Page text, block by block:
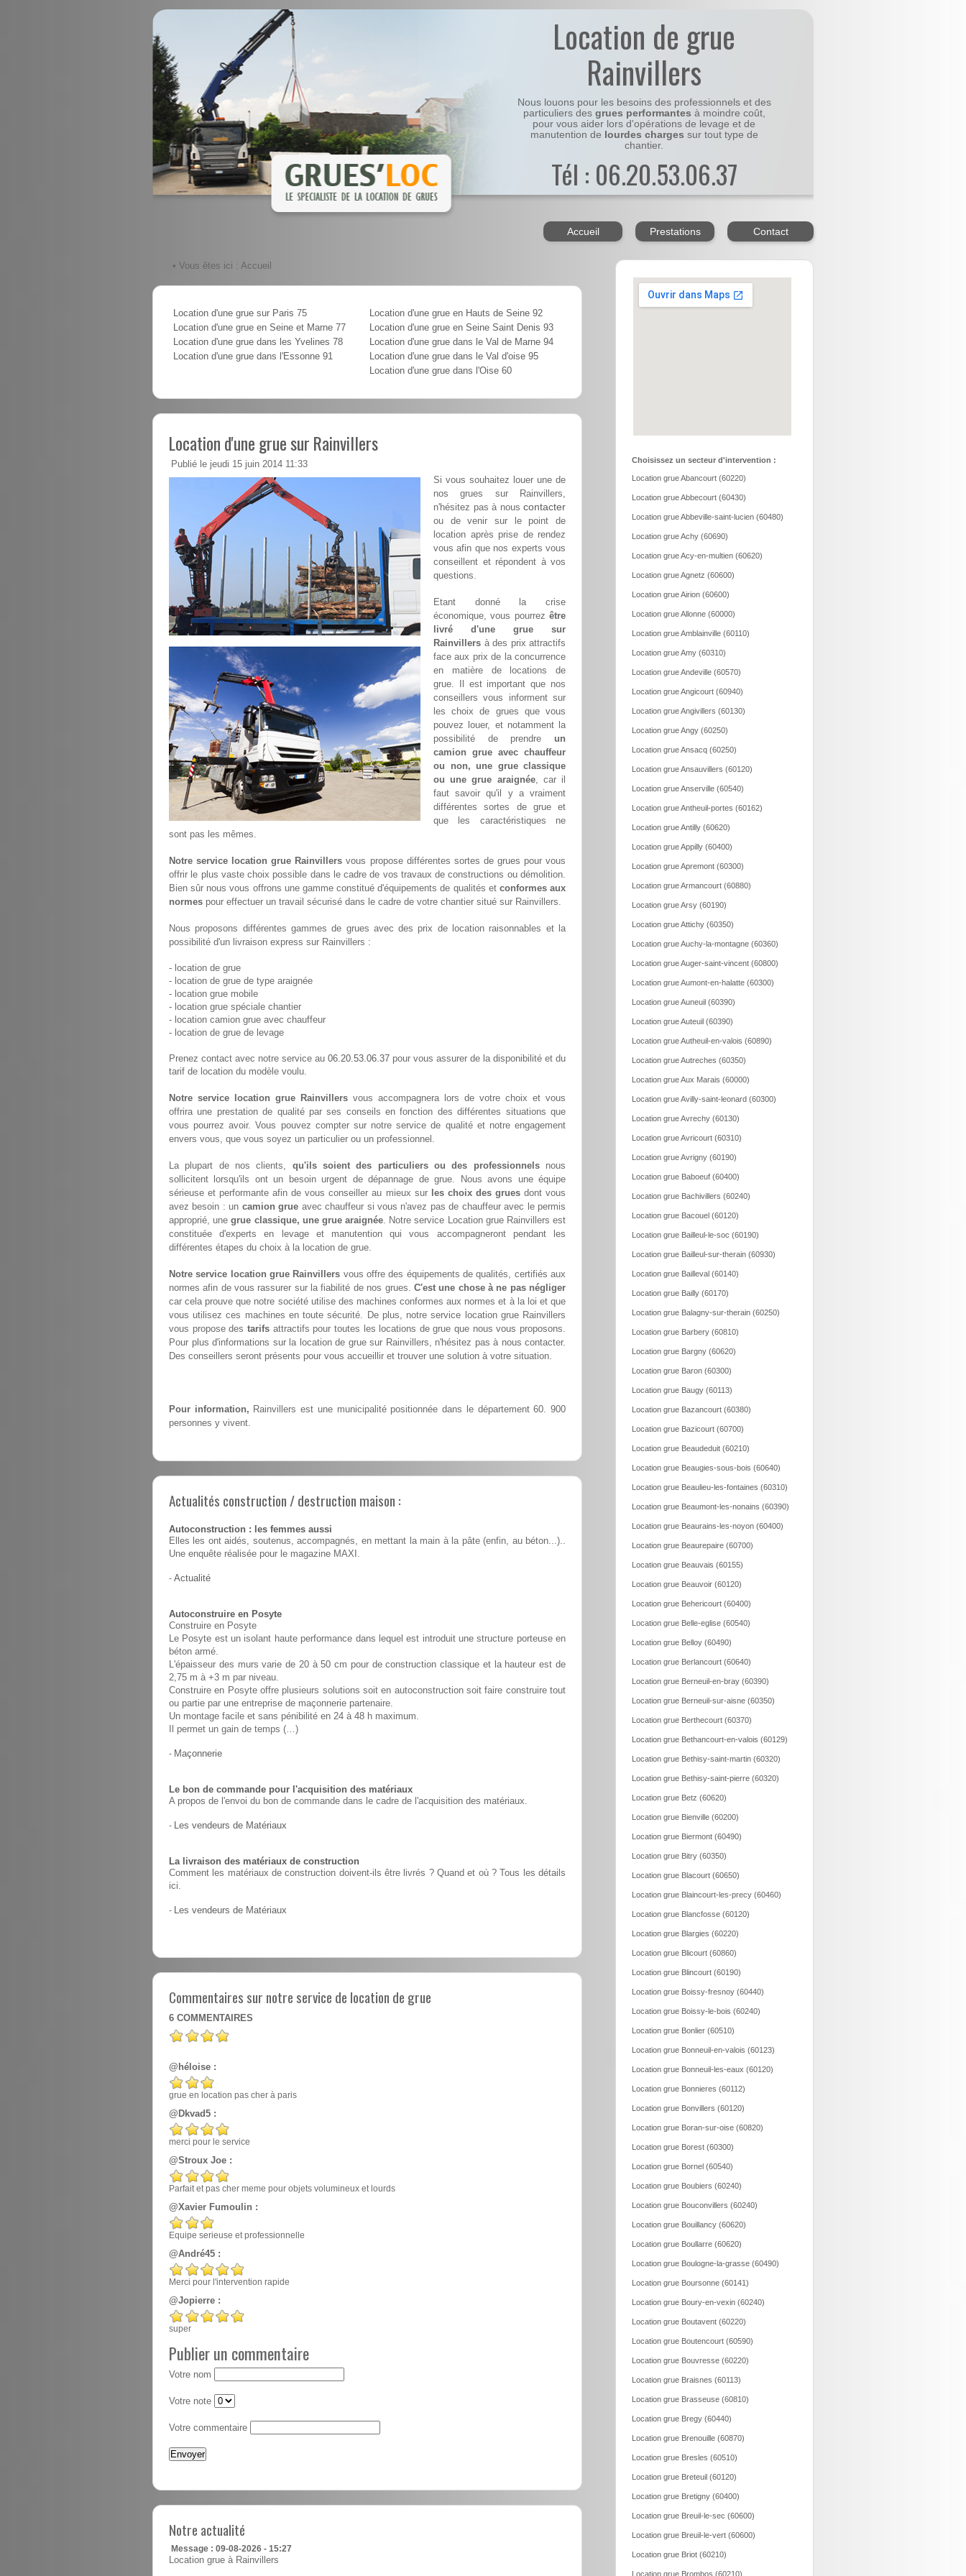
Location de grue
Rainvillers
Nous louons pour les besoins des professionnels et des
particuliers des grues performantes à moindre coût,
pour vous aider lors d'opérations de levage et de
manutention de lourdes charges sur tout type de
chantier.
Tél : 06.20.53.06.37
Accueil Prestations Contact
• Vous êtes ici : Accueil
Location d'une grue sur Paris 75
Location d'une grue en Seine et Marne 77
Location d'une grue dans les Yvelines 78
Location d'une grue dans l'Essonne 91
Location d'une grue en Hauts de Seine 92
Location d'une grue en Seine Saint Denis 93
Location d'une grue dans le Val de Marne 94
Location d'une grue dans le Val d'oise 95
Location d'une grue dans l'Oise 60
Location d'une grue sur Rainvillers
Publié le jeudi 15 juin 2014 11:33
Si vous souhaitez louer une de
nos grues sur Rainvillers,
n'hésitez pas à nous contacter
ou de venir sur le point de
location après prise de rendez
vous afin que nos experts vous
conseillent et répondent à vos
questions.
Etant donné la crise
économique, vous pourrez être
livré d'une grue sur
Rainvillers à des prix attractifs
face aux prix de la concurrence
en matière de locations de
grue. Il est important que nos
conseillers vous informent sur
les choix de grues que vous
pouvez louer, et notamment la
possibilité de prendre un
camion grue avec chauffeur
ou non, une grue classique
ou une grue araignée, car il
faut savoir qu'il y a vraiment
différentes sortes de grue et
que les caractéristiques ne
sont pas les mêmes.
Notre service location grue Rainvillers vous propose différentes sortes de grues pour vous
offrir le plus vaste choix possible dans le cadre de vos travaux de constructions ou démolition.
Bien sûr nous vous offrons une gamme constitué d'équipements de qualités et conformes aux
normes pour effectuer un travail sécurisé dans le cadre de votre chantier situé sur Rainvillers.
Nous proposons différentes gammes de grues avec des prix de location raisonnables et la
possibilité d'un livraison express sur Rainvillers :
- location de grue
- location de grue de type araignée
- location grue mobile
- location grue spéciale chantier
- location camion grue avec chauffeur
- location de grue de levage
Prenez contact avec notre service au 06.20.53.06.37 pour vous assurer de la disponibilité et du
tarif de location du modèle voulu.
Notre service location grue Rainvillers vous accompagnera lors de votre choix et vous
offrira une prestation de qualité par ses conseils en fonction des différentes situations que
vous pourrez avoir. Vous pouvez compter sur notre service de qualité et notre engagement
envers vous, que vous soyez un particulier ou un professionnel.
La plupart de nos clients, qu'ils soient des particuliers ou des professionnelsnous
sollicitent lorsqu'ils ont un besoin urgent de dépannage de grue. Nous avons une équipe
sérieuse et performante afin de vous conseiller au mieux sur les choix des gruesdont vous
avez besoin : un camion grue avec chauffeur si vous n'avez pas de chauffeur avec le permis
approprié, unegrue classique, une grue araignée. Notre service Location grue Rainvillers est
constituée d'experts en levage et manutention qui vous accompagneront pendant les
différentes étapes du choix à la location de grue.
Notre service location grue Rainvillers vous offre des équipements de qualités, certifiés aux
normes afin de vous rassurer sur la fiabilité de nos grues. C'est une chose à ne pas négliger
car cela prouve que notre société utilise des machines conformes aux normes et à la loi et que
vous utilisez ces machines en toute sécurité. De plus, notre service location grue Rainvillers
vous propose des tarifsattractifs pour toutes les locations de grue que nous vous proposons.
Pour plus d'informations sur la location de grue sur Rainvillers, n'hésitez pas à nous contacter.
Des conseillers seront présents pour vous accueillir et trouver une solution à votre situation.
Pour information, Rainvillers est une municipalité positionnée dans le département 60. 900
personnes y vivent.
Actualités construction / destruction maison :
Autoconstruction : les femmes aussi
Elles les ont aidés, soutenus, accompagnés, en mettant la main à la pâte (enfin, au béton...)..
Une enquête réalisée pour le magazine MAXI.
- Actualité
Autoconstruire en Posyte
Construire en Posyte
Le Posyte est un isolant haute performance dans lequel est introduit une structure porteuse en
béton armé.
L'épaisseur des murs varie de 20 à 50 cm pour de construction classique et la hauteur est de
2,75 m à +3 m par niveau.
Construire en Posyte offre plusieurs solutions soit en autoconstruction soit faire construire tout
ou partie par une entreprise de maçonnerie partenaire.
Un montage facile et sans pénibilité en 24 à 48 h maximum.
Il permet un gain de temps (…)
- Maçonnerie
Le bon de commande pour l'acquisition des matériaux
A propos de l'envoi du bon de commande dans le cadre de l'acquisition des matériaux.
- Les vendeurs de Matériaux
La livraison des matériaux de construction
Comment les matériaux de construction doivent-ils être livrés ? Quand et où ? Tous les détails
ici.
- Les vendeurs de Matériaux
Commentaires sur notre service de location de grue
6 COMMENTAIRES
@héloise :
grue en location pas cher à paris
@Dkvad5 :
merci pour le service
@Stroux Joe :
Parfait et pas cher meme pour objets volumineux et lourds
@Xavier Fumoulin :
Equipe serieuse et professionnelle
@André45 :
Merci pour l'intervention rapide
@Jopierre :
super
Publier un commentaire
Votre nom
Votre note
Votre commentaire
Notre actualité
Message : 09-08-2026 - 15:27
Location grue à Rainvillers
Choisissez un secteur d'intervention :
Location grue Abancourt (60220)
Location grue Abbecourt (60430)
Location grue Abbeville-saint-lucien (60480)
Location grue Achy (60690)
Location grue Acy-en-multien (60620)
Location grue Agnetz (60600)
Location grue Airion (60600)
Location grue Allonne (60000)
Location grue Amblainville (60110)
Location grue Amy (60310)
Location grue Andeville (60570)
Location grue Angicourt (60940)
Location grue Angivillers (60130)
Location grue Angy (60250)
Location grue Ansacq (60250)
Location grue Ansauvillers (60120)
Location grue Anserville (60540)
Location grue Antheuil-portes (60162)
Location grue Antilly (60620)
Location grue Appilly (60400)
Location grue Apremont (60300)
Location grue Armancourt (60880)
Location grue Arsy (60190)
Location grue Attichy (60350)
Location grue Auchy-la-montagne (60360)
Location grue Auger-saint-vincent (60800)
Location grue Aumont-en-halatte (60300)
Location grue Auneuil (60390)
Location grue Auteuil (60390)
Location grue Autheuil-en-valois (60890)
Location grue Autreches (60350)
Location grue Aux Marais (60000)
Location grue Avilly-saint-leonard (60300)
Location grue Avrechy (60130)
Location grue Avricourt (60310)
Location grue Avrigny (60190)
Location grue Baboeuf (60400)
Location grue Bachivillers (60240)
Location grue Bacouel (60120)
Location grue Bailleul-le-soc (60190)
Location grue Bailleul-sur-therain (60930)
Location grue Bailleval (60140)
Location grue Bailly (60170)
Location grue Balagny-sur-therain (60250)
Location grue Barbery (60810)
Location grue Bargny (60620)
Location grue Baron (60300)
Location grue Baugy (60113)
Location grue Bazancourt (60380)
Location grue Bazicourt (60700)
Location grue Beaudeduit (60210)
Location grue Beaugies-sous-bois (60640)
Location grue Beaulieu-les-fontaines (60310)
Location grue Beaumont-les-nonains (60390)
Location grue Beaurains-les-noyon (60400)
Location grue Beaurepaire (60700)
Location grue Beauvais (60155)
Location grue Beauvoir (60120)
Location grue Behericourt (60400)
Location grue Belle-eglise (60540)
Location grue Belloy (60490)
Location grue Berlancourt (60640)
Location grue Berneuil-en-bray (60390)
Location grue Berneuil-sur-aisne (60350)
Location grue Berthecourt (60370)
Location grue Bethancourt-en-valois (60129)
Location grue Bethisy-saint-martin (60320)
Location grue Bethisy-saint-pierre (60320)
Location grue Betz (60620)
Location grue Bienville (60200)
Location grue Biermont (60490)
Location grue Bitry (60350)
Location grue Blacourt (60650)
Location grue Blaincourt-les-precy (60460)
Location grue Blancfosse (60120)
Location grue Blargies (60220)
Location grue Blicourt (60860)
Location grue Blincourt (60190)
Location grue Boissy-fresnoy (60440)
Location grue Boissy-le-bois (60240)
Location grue Bonlier (60510)
Location grue Bonneuil-en-valois (60123)
Location grue Bonneuil-les-eaux (60120)
Location grue Bonnieres (60112)
Location grue Bonvillers (60120)
Location grue Boran-sur-oise (60820)
Location grue Borest (60300)
Location grue Bornel (60540)
Location grue Boubiers (60240)
Location grue Bouconvillers (60240)
Location grue Bouillancy (60620)
Location grue Boullarre (60620)
Location grue Boulogne-la-grasse (60490)
Location grue Boursonne (60141)
Location grue Boury-en-vexin (60240)
Location grue Boutavent (60220)
Location grue Boutencourt (60590)
Location grue Bouvresse (60220)
Location grue Braisnes (60113)
Location grue Brasseuse (60810)
Location grue Bregy (60440)
Location grue Brenouille (60870)
Location grue Bresles (60510)
Location grue Breteuil (60120)
Location grue Bretigny (60400)
Location grue Breuil-le-sec (60600)
Location grue Breuil-le-vert (60600)
Location grue Briot (60210)
Location grue Brombos (60210)